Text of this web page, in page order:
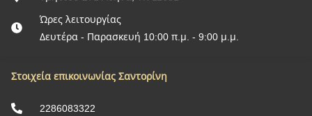
Στοιχεία επικοινωνίας Σαντορίνη
2286083322
Ώρες λειτουργίας
Δευτέρα - Παρασκευή 10:00 π.μ. - 9:00 μ.μ.